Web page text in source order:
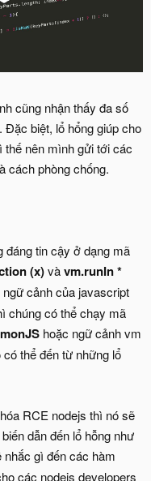
cũng nhận thấy đa số
Đặc biệt, lổ hổng giúp cho
nên mình gửi tới các
cách phòng chống.
đáng tin cậy ở dạng mã
(x)vàvm.runIn *
cảnh của javascript
chúng có thể chạy mã
hoặc ngữ cảnh vm
thể đến từ những lổ
RCE nodejs thì nó sẽ
dẫn đến lổ hỗng như
gì đến các hàm
các nodejs developers